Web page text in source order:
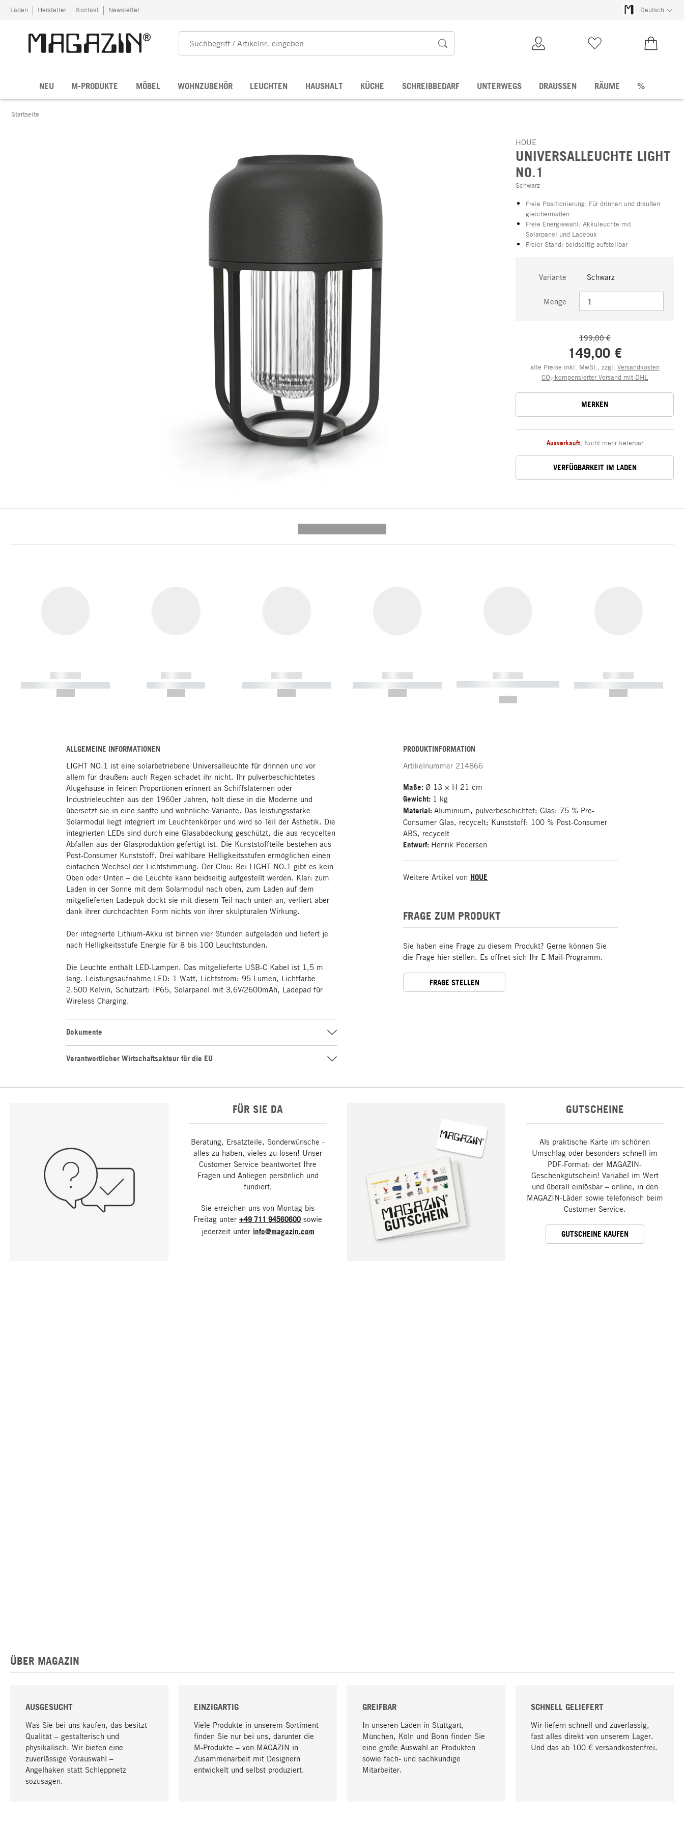
Zum Inhalt springen
Läden Hersteller Kontakt Newsletter Deutsch
NEU M-PRODUKTE MÖBEL WOHNZUBEHÖR LEUCHTEN HAUSHALT KÜCHE SCHREIBBEDARF UNTERWEGS DRAUSSEN RÄUME %
Startseite
HOUE
UNIVERSALLEUCHTE LIGHT
NO.1
Schwarz
Freie Positionierung: Für drinnen und draußen
gleichermaßen
Freie Energiewahl: Akkuleuchte mit
Solarpanel und Ladepuk
Freier Stand: beidseitig aufstellbar
Variante Schwarz
Menge
199,00 €
149,00 €
alle Preise inkl. MwSt., zzgl. Versandkosten
CO₂-kompensierter Versand mit DHL
MERKEN
Ausverkauft, Nicht mehr lieferbar
VERFÜGBARKEIT IM LADEN
------------
----------- ----------- -----------
------------
----------- -----------
------------
----------- ----------- -----------
------------
----------- ----------- -----------
------------
----------- ----------- ----------- ----
------------
----------- ----------- -----------
ALLGEMEINE INFORMATIONEN
LIGHT NO.1 ist eine solarbetriebene Universalleuchte für drinnen und vor
allem für draußen: auch Regen schadet ihr nicht. Ihr pulverbeschichtetes
Alugehäuse in feinen Proportionen erinnert an Schiffslaternen oder
Industrieleuchten aus den 1960er Jahren, holt diese in die Moderne und
übersetzt sie in eine sanfte und wohnliche Variante. Das leistungsstarke
Solarmodul liegt integriert im Leuchtenkörper und wird so Teil der Ästhetik. Die
integrierten LEDs sind durch eine Glasabdeckung geschützt, die aus recycelten
Abfällen aus der Glasproduktion gefertigt ist. Die Kunststoffteile bestehen aus
Post-Consumer Kunststoff. Drei wählbare Helligkeitsstufen ermöglichen einen
einfachen Wechsel der Lichtstimmung. Der Clou: Bei LIGHT NO.1 gibt es kein
Oben oder Unten – die Leuchte kann beidseitig aufgestellt werden. Klar: zum
Laden in der Sonne mit dem Solarmodul nach oben, zum Laden auf dem
mitgelieferten Ladepuk dockt sie mit diesem Teil nach unten an, verliert aber
dank ihrer durchdachten Form nichts von ihrer skulpturalen Wirkung.
Der integrierte Lithium-Akku ist binnen vier Stunden aufgeladen und liefert je
nach Helligkeitsstufe Energie für 8 bis 100 Leuchtstunden.
Die Leuchte enthält LED-Lampen. Das mitgelieferte USB-C Kabel ist 1,5 m
lang. Leistungsaufnahme LED: 1 Watt, Lichtstrom: 95 Lumen, Lichtfarbe
2.500 Kelvin, Schutzart: IP65, Solarpanel mit 3,6V/2600mAh, Ladepad für
Wireless Charging.
Dokumente
Verantwortlicher Wirtschaftsakteur für die EU
PRODUKTINFORMATION
Artikelnummer 214866
Maße:Ø 13 × H 21 cm
Gewicht: 1 kg
Material:Aluminium, pulverbeschichtet; Glas: 75 % Pre-
Consumer Glas, recycelt; Kunststoff: 100 % Post-Consumer
ABS, recycelt
Entwurf: Henrik Pedersen
Weitere Artikel von HOUE
FRAGE ZUM PRODUKT
Sie haben eine Frage zu diesem Produkt? Gerne können Sie
die Frage hier stellen. Es öffnet sich Ihr E-Mail-Programm.
FRAGE STELLEN
FÜR SIE DA
Beratung, Ersatzteile, Sonderwünsche -
alles zu haben, vieles zu lösen! Unser
Customer Service beantwortet Ihre
Fragen und Anliegen persönlich und
fundiert.
Sie erreichen uns von Montag bis
Freitag unter +49 711 94560600 sowie
jederzeit unter info@magazin.com
GUTSCHEINE
Als praktische Karte im schönen
Umschlag oder besonders schnell im
PDF-Format: der MAGAZIN-
Geschenkgutschein! Variabel im Wert
und überall einlösbar – online, in den
MAGAZIN-Läden sowie telefonisch beim
Customer Service.
GUTSCHEINE KAUFEN
ÜBER MAGAZIN
AUSGESUCHT
Was Sie bei uns kaufen, das besitzt
Qualität – gestalterisch und
physikalisch. Wir bieten eine
zuverlässige Vorauswahl –
Angelhaken statt Schleppnetz
sozusagen.
EINZIGARTIG
Viele Produkte in unserem Sortiment
finden Sie nur bei uns, darunter die
M-Produkte – von MAGAZIN in
Zusammenarbeit mit Designern
entwickelt und selbst produziert.
GREIFBAR
In unseren Läden in Stuttgart,
München, Köln und Bonn finden Sie
eine große Auswahl an Produkten
sowie fach- und sachkundige
Mitarbeiter.
SCHNELL GELIEFERT
Wir liefern schnell und zuverlässig,
fast alles direkt von unserem Lager.
Und das ab 100 € versandkostenfrei.